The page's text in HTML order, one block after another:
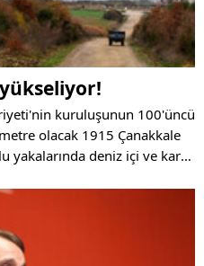
kuruluşunun 100'üncü
olacak 1915 Çanakkale
yakalarında deniz içi ve kara